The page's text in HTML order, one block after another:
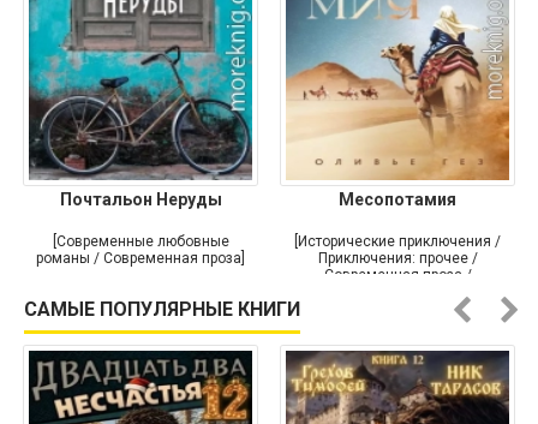
Почтальон Неруды
[Современные любовные
романы / Современная проза]
Месопотамия
[Исторические приключения /
Приключения: прочее /
Современная проза /
САМЫЕ ПОПУЛЯРНЫЕ КНИГИ